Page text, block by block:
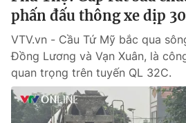
phấn đấu thông xe dịp
VTV.vn - Cầu Tứ Mỹ bắc qua
Đồng Lương và Vạn Xuân, là
quan trọng trên tuyến QL 32C.